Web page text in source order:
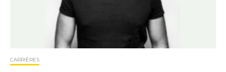
CARRIÈRES